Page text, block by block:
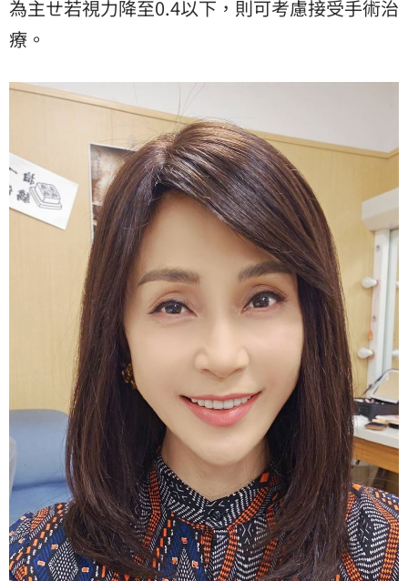
為主ㄝ若視力降至0.4以下，則可考慮接受手術治
療。